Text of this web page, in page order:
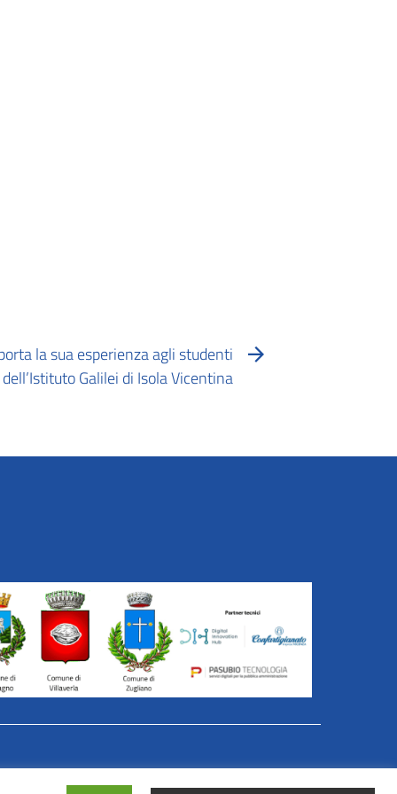
la sua esperienza agli studenti
dell’Istituto Galilei di Isola Vicentina
Azioni in Rete